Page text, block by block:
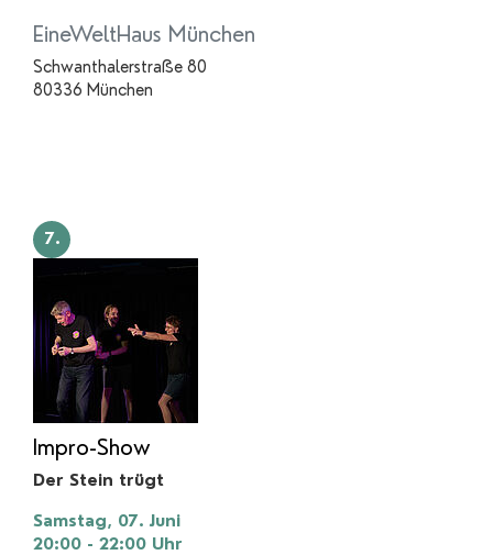
EineWeltHaus München
Schwanthalerstraße 80
80336 München
7.
Impro-Show
Der Stein trügt
Samstag, 07. Juni
20:00 - 22:00 Uhr